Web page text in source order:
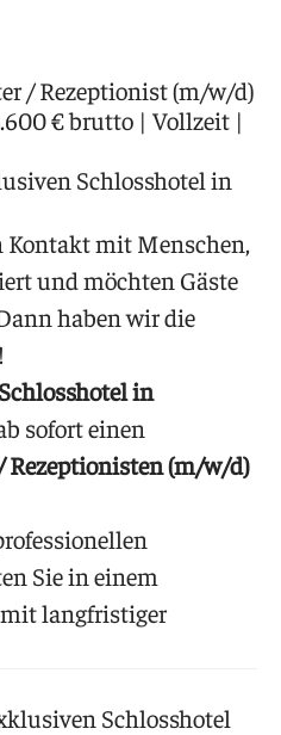
/ Rezeptionist (m/w/d)
€ brutto | Vollzeit |
Schlosshotel in
Kontakt mit Menschen,
und möchten Gäste
haben wir die
Schlosshotel in
sofort einen
(m/w/d)
Sie in einem
langfristiger
Schlosshotel